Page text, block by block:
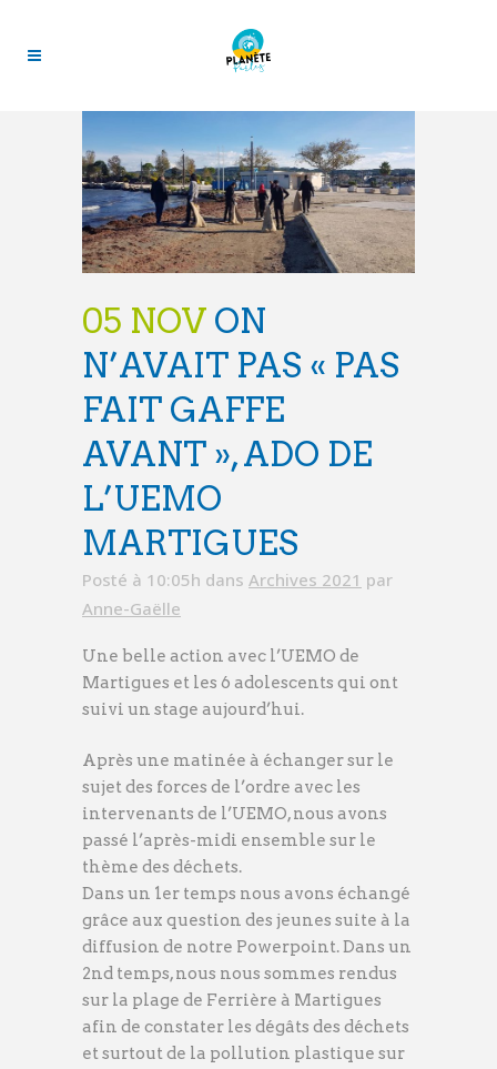
05 NOV ON
N’AVAIT PAS « PAS
FAIT GAFFE
AVANT », ADO DE
L’UEMO
MARTIGUES
Posté à 10:05h dans Archives 2021 par
Anne-Gaëlle
Une belle action avec l’UEMO de
Martigues et les 6 adolescents qui ont
suivi un stage aujourd’hui.
Après une matinée à échanger sur le
sujet des forces de l’ordre avec les
intervenants de l’UEMO, nous avons
passé l’après-midi ensemble sur le
thème des déchets.
Dans un 1er temps nous avons échangé
grâce aux question des jeunes suite à la
diffusion de notre Powerpoint. Dans un
2nd temps, nous nous sommes rendus
sur la plage de Ferrière à Martigues
afin de constater les dégâts des déchets
et surtout de la pollution plastique sur